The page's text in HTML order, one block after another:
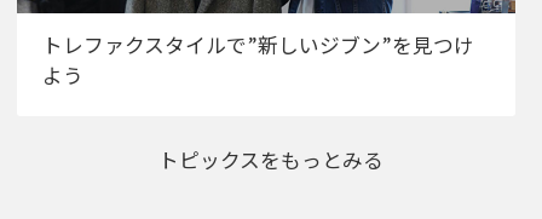
トレファクスタイルで”新しいジブン”を見つけ
よう
トピックスをもっとみる